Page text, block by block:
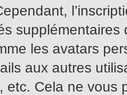
les avatars
aux autres
etc. Cela ne vous